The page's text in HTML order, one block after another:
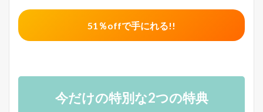
51％offで手にれる!!
今だけの特別な2つの特典